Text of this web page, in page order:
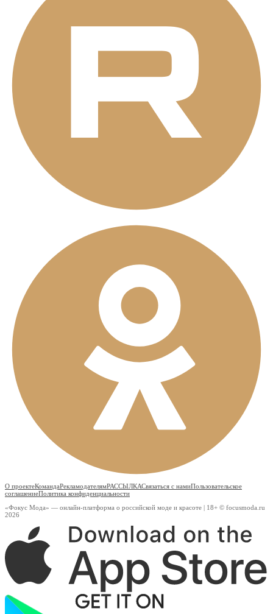
О проектеКомандаРекламодателямРАССЫЛКАСвязаться с намиПользовательское
соглашениеПолитика конфиденциальности
«Фокус Мода» — онлайн-платформа о российской моде и красоте | 18+ © focusmoda.ru
2026